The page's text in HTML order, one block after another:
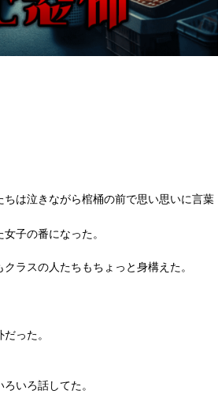
は泣きながら棺桶の前で思い思いに言葉
子の番になった。
ラスの人たちもちょっと身構えた。
った。
いろ話してた。